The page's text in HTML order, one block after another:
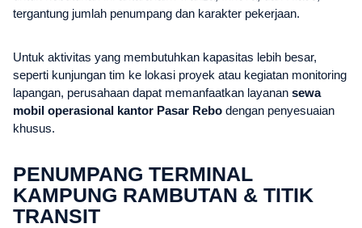
tergantung jumlah penumpang dan karakter pekerjaan.
Untuk aktivitas yang membutuhkan kapasitas lebih besar,
seperti kunjungan tim ke lokasi proyek atau kegiatan monitoring
lapangan, perusahaan dapat memanfaatkan layanan sewa
mobil operasional kantor Pasar Rebo dengan penyesuaian
khusus.
PENUMPANG TERMINAL
KAMPUNG RAMBUTAN & TITIK
TRANSIT